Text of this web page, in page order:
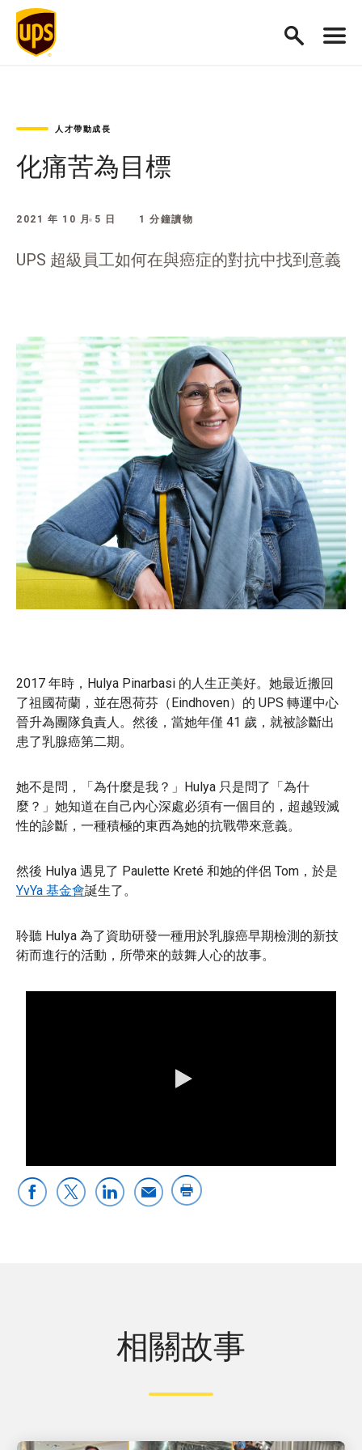
人才帶動成長
化痛苦為目標
2021 年 10 月 5 日 1 分鐘讀物
UPS 超級員工如何在與癌症的對抗中找到意義
2017 年時，Hulya Pinarbasi 的人生正美好。她最近搬回
了祖國荷蘭，並在恩荷芬（Eindhoven）的 UPS 轉運中心
晉升為團隊負責人。然後，當她年僅 41 歲，就被診斷出
患了乳腺癌第二期。
她不是問，「為什麼是我？」Hulya 只是問了「為什
麼？」她知道在自己內心深處必須有一個目的，超越毀滅
性的診斷，一種積極的東西為她的抗戰帶來意義。
然後 Hulya 遇見了 Paulette Kreté 和她的伴侶 Tom，於是
YvYa 基金會誕生了。
聆聽 Hulya 為了資助研發一種用於乳腺癌早期檢測的新技
術而進行的活動，所帶來的鼓舞人心的故事。
相關故事